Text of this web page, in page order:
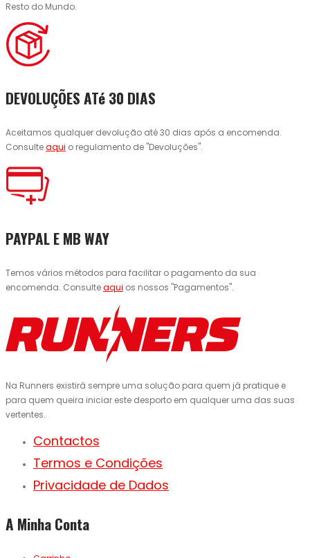
Resto do Mundo.
DEVOLUÇÕES ATé 30 DIAS
Aceitamos qualquer devolução até 30 dias após a encomenda.
Consulteaqui o regulamento de "Devoluções".
PAYPAL E MB WAY
Temos vários métodos para facilitar o pagamento da sua
encomenda. Consulteaqui os nossos "Pagamentos".
Na Runners existirá sempre uma solução para quem já pratique e
para quem queira iniciar este desporto em qualquer uma das suas
vertentes.
Contactos
Termos e Condições
Privacidade de Dados
A Minha Conta